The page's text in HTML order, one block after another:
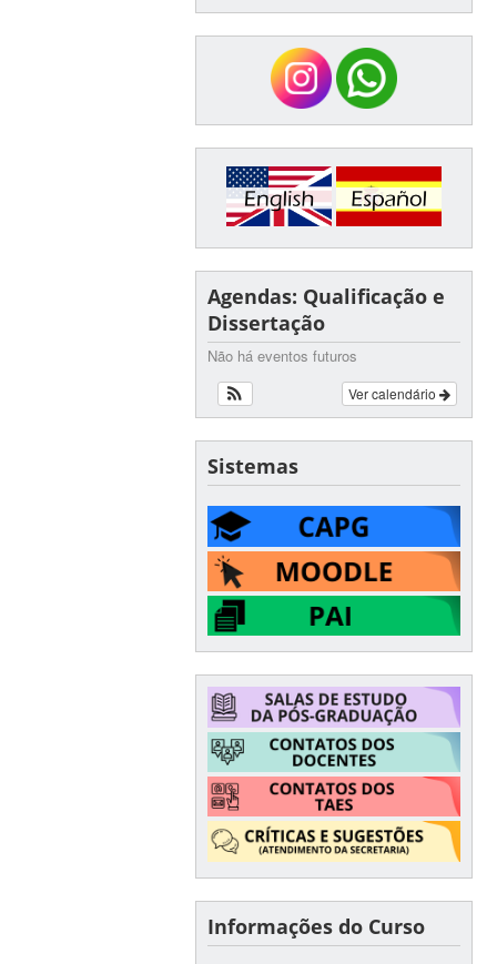
Agendas: Qualificação e
Dissertação
Não há eventos futuros
Ver calendário
Sistemas
Informações do Curso